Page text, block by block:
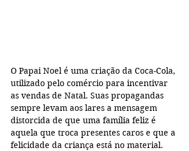
O Papai Noel é uma criação da Coca-Cola,
utilizado pelo comércio para incentivar
as vendas de Natal. Suas propagandas
sempre levam aos lares a mensagem
distorcida de que uma família feliz é
aquela que troca presentes caros e que a
felicidade da criança está no material.